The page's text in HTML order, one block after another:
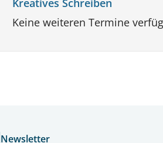
Kreatives Schreiben
Keine weiteren Termine
Newsletter